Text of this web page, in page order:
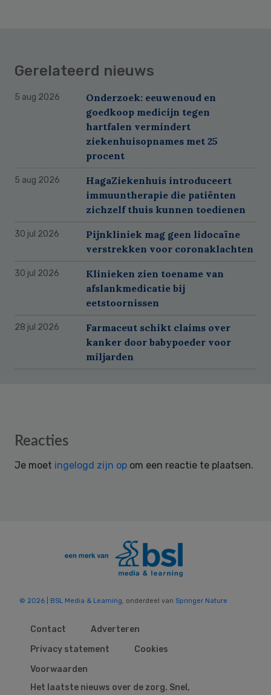
Gerelateerd nieuws
5 aug 2026
Onderzoek: eeuwenoud en
goedkoop medicijn tegen
hartfalen vermindert
ziekenhuisopnames met 25
procent
5 aug 2026
HagaZiekenhuis introduceert
immuuntherapie die patiënten
zichzelf thuis kunnen toedienen
30 jul 2026
Pijnkliniek mag geen lidocaïne
verstrekken voor coronaklachten
30 jul 2026
Klinieken zien toename van
afslankmedicatie bij
eetstoornissen
28 jul 2026
Farmaceut schikt claims over
kanker door babypoeder voor
miljarden
Reader
Reacties
Je moet ingelogd zijn op om een reactie te plaatsen.
© 2026 | BSL Media & Learning , onderdeel van Springer Nature
Contact
Adverteren
Privacy statement
Cookies
Voorwaarden
Het laatste nieuws over de zorg. Snel,